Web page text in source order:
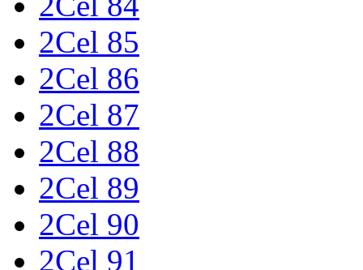
2Cel 85
2Cel 86
2Cel 87
2Cel 88
2Cel 89
2Cel 90
2Cel 91